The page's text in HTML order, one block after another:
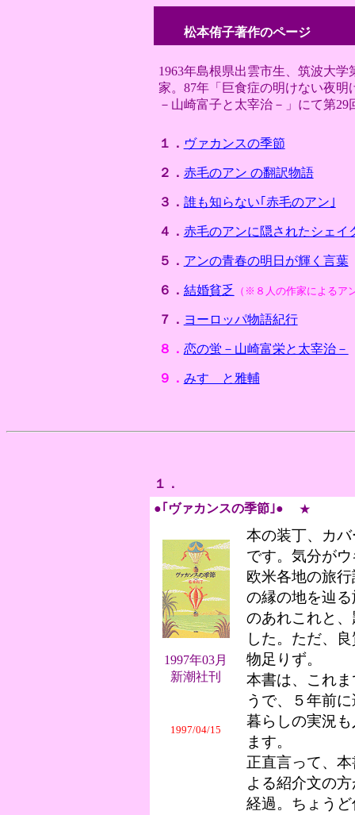
松本侑子著作のページ
1963年島根県出雲市生、筑波大
家。87年「巨食症の明けない夜明
－山崎富子と太宰治－」にて第
１． ヴァカンスの季節
２． 赤毛のアン の翻訳物語
３． 誰も知らない｢赤毛のアン｣
４． 赤毛のアンに隠されたシェイ
５． アンの青春の明日が輝く言葉
６． 結婚貧乏 （※８人の作家によるア
７． ヨーロッパ物語紀行
８． 恋の蛍－山崎富栄と太宰治－
９． みすゞと雅輔
１．
●｢ヴァカンスの季節｣●★
1997年03月
新潮社刊
1997/04/15
本の装丁、カ
です。気分が
欧米各地の旅
の縁の地を辿
のあれこれと
した。ただ、
物足りず。
本書は、これ
うで、５年前
暮らしの実況
ます。
正直言って、
よる紹介文の
経過。ちょう